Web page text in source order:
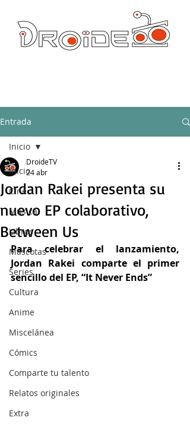
Entrada
Inicio
Cine
Música
Libros
Mascotas
Series
Cultura
Anime
Miscelánea
Cómics
Comparte tu talento
Relatos originales
Extra
Inicio
Jordan Rakei presenta su
nuevo EP colaborativo,
Between Us
DroideTV
24 abr
Para celebrar el lanzamiento,
Jordan Rakei comparte el primer
sencillo del EP, “It Never Ends”